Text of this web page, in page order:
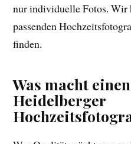
nur individuelle Fotos. Wir
passenden
finden.
Was macht
Heidelberger